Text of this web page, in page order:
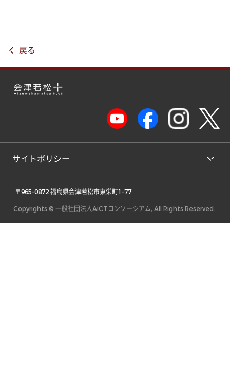
戻る
サイトポリシー
〒965-0872 福島県会津若松市東栄町1-77
Copyrights © 一般社団法人AiCTコンソーシアム, All Rights Reserved.